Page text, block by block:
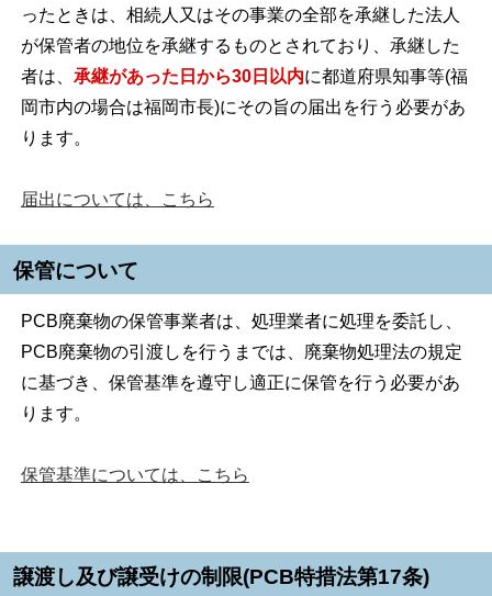
ったときは、相続人又はその事業の全部を承継した法人
が保管者の地位を承継するものとされており、承継した
者は、 承継があった日から30日以内に都道府県知事等(福
岡市内の場合は福岡市長)にその旨の届出を行う必要があ
ります。
届出については、こちら
保管について
PCB廃棄物の保管事業者は、処理業者に処理を委託し、
PCB廃棄物の引渡しを行うまでは、廃棄物処理法の規定
に基づき、保管基準を遵守し適正に保管を行う必要があ
ります。
保管基準については、こちら
譲渡し及び譲受けの制限(PCB特措法第17条)